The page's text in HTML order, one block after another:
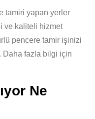
tamiri yapan yerler
ve kaliteli hizmet
pencere tamir işinizi
Daha fazla bilgi için
Ne